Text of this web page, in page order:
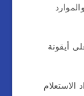
أيقونة